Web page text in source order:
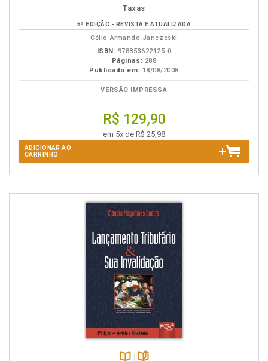
Disponível
na
B.V.
páginas
Taxas
5ª EDIÇÃO - REVISTA E ATUALIZADA
Célio Armando Janczeski
ISBN: 978853622125-0
Páginas: 288
Publicado em: 18/08/2008
VERSÃO IMPRESSA
R$ 129,90
em 5x de R$ 25,98
ADICIONAR AO
CARRINHO